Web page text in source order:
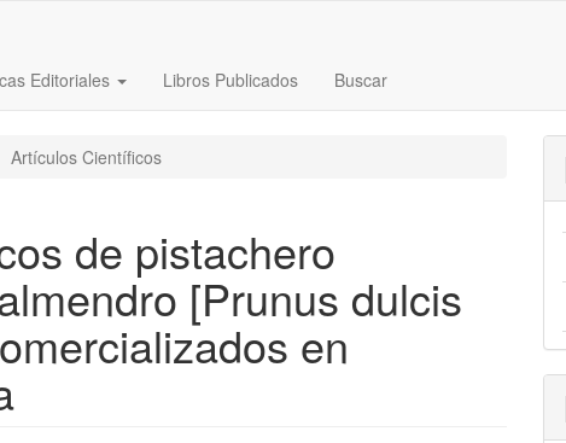
Editoriales Libros Publicados Buscar
Artículos Científicos
de pistachero
[Prunus dulcis
en